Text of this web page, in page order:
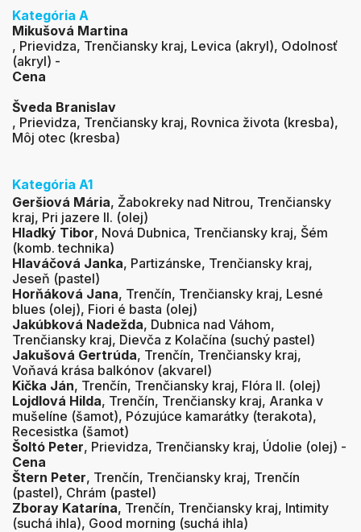
Kategória A
Mikušová Martina
, Prievidza, Trenčiansky kraj, Levica (akryl), Odolnosť
(akryl) -
Cena
Šveda Branislav
, Prievidza, Trenčiansky kraj, Rovnica života (kresba),
Môj otec (kresba)
Kategória A1
Geršiová Mária, Žabokreky nad Nitrou, Trenčiansky
kraj, Pri jazere II. (olej)
Hladký Tibor, Nová Dubnica, Trenčiansky kraj, Šém
(komb. technika)
Hlaváčová Janka, Partizánske, Trenčiansky kraj,
Jeseň (pastel)
Horňáková Jana, Trenčín, Trenčiansky kraj, Lesné
blues (olej), Fiori é basta (olej)
Jakúbková Nadežda, Dubnica nad Váhom,
Trenčiansky kraj, Dievča z Kolačína (suchý pastel)
Jakušová Gertrúda, Trenčín, Trenčiansky kraj,
Voňavá krása balkónov (akvarel)
Kička Ján, Trenčín, Trenčiansky kraj, Flóra II. (olej)
Lojdlová Hilda, Trenčín, Trenčiansky kraj, Aranka v
mušelíne (šamot), Pózujúce kamarátky (terakota),
Recesistka (šamot)
Šoltó Peter, Prievidza, Trenčiansky kraj, Údolie (olej) -
Cena
Štern Peter, Trenčín, Trenčiansky kraj, Trenčín
(pastel), Chrám (pastel)
Zboray Katarína, Trenčín, Trenčiansky kraj, Intimity
(suchá ihla), Good morning (suchá ihla)